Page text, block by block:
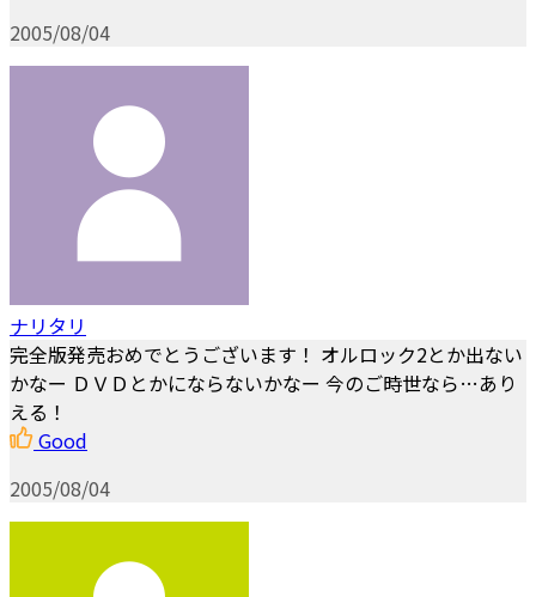
2005/08/04
ナリタリ
完全版発売おめでとうございます！ オルロック2とか出ない
かなー ＤＶＤとかにならないかなー 今のご時世なら…あり
える！
Good
2005/08/04